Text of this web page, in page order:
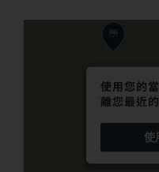
使用您的
離您最近
使